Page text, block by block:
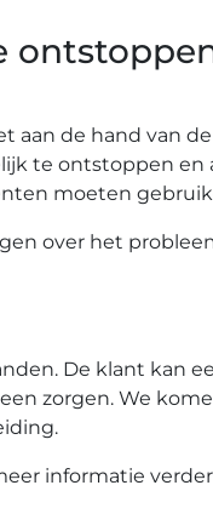
aan de hand van
te ontstoppen en
moeten
over het
De klant kan
zorgen. We
informatie